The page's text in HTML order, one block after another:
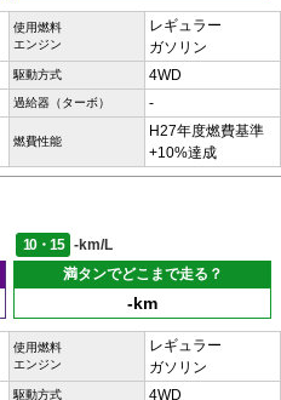
使用燃料
エンジン
レギュラー
ガソリン
駆動方式 4WD
過給器（ターボ） -
燃費性能
H27年度燃費基準
+10%達成
10・15
-km/L
満タンでどこまで走る？
-km
使用燃料
エンジン
レギュラー
ガソリン
駆動方式 4WD